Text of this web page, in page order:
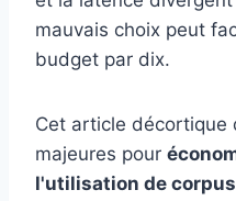
mauvais choix peut
budget par dix.
Cet article décortique
majeures pour
l'utilisation de